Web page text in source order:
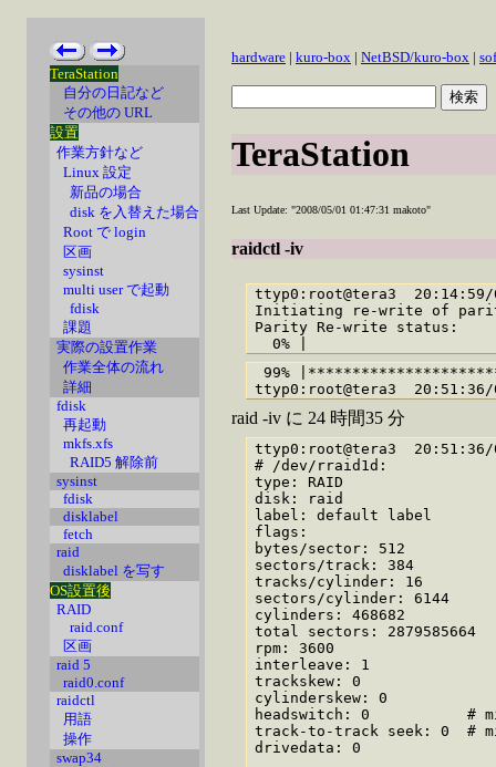
TeraStation
自分の日記など
その他の URL
設置
作業方針など
Linux 設定
新品の場合
disk を入替えた場合
Root で login
区画
sysinst
multi user で起動
fdisk
課題
実際の設置作業
作業全体の流れ
詳細
fdisk
再起動
mkfs.xfs
RAID5 解除前
sysinst
fdisk
disklabel
fetch
raid
disklabel を写す
OS設置後
RAID
raid.conf
区画
raid 5
raid0.conf
raidctl
用語
操作
swap34
hardware | kuro-box | NetBSD/kuro-box |
TeraStation
Last Update: "2008/05/01 01:47:31 makoto"
raidctl -iv
ttyp0:root@tera3
Initiating re-write of
Parity Re-write status:
99%
raid -iv に 24 時間35 分
ttyp0:root@tera3
# /dev/rraid1d:
type: RAID
disk: raid
label: default label
flags:
bytes/sector: 512
sectors/track: 384
tracks/cylinder: 16
sectors/cylinder: 6144
cylinders: 468682
total sectors: 2879585664
rpm: 3600
interleave: 1
trackskew: 0
cylinderskew: 0
headswitch: 0           #
track-to-track seek: 0  #
drivedata: 0